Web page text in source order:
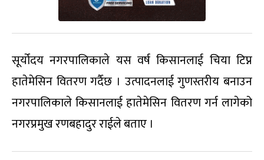
सूर्योदय नगरपालिकाले यस वर्ष किसानलाई चिया टिप्न
हातेमेसिन वितरण गर्दैछ । उत्पादनलाई गुणस्तरीय बनाउन
नगरपालिकाले किसानलाई हातेमेसिन वितरण गर्न लागेको
नगरप्रमुख रणबहादुर राईले बताए ।